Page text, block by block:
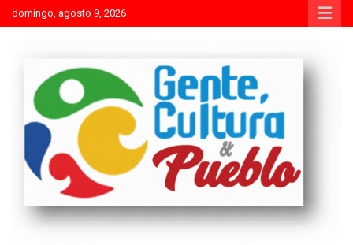
Skip
to
domingo, agosto 9, 2026